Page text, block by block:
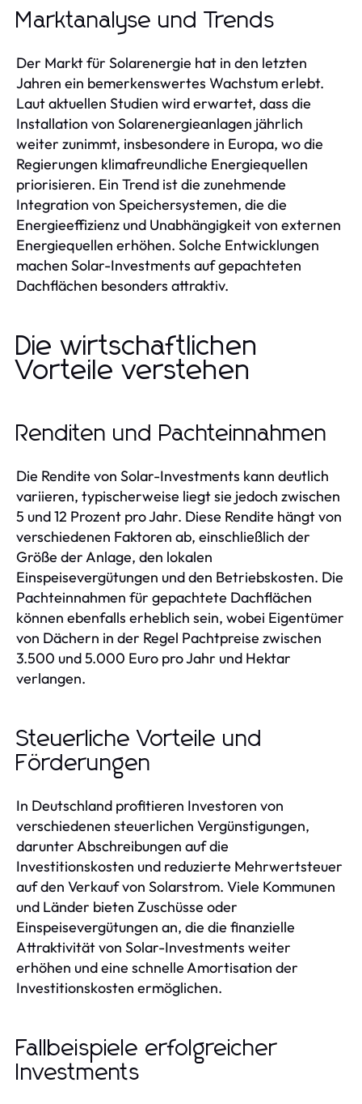
Marktanalyse und Trends
Der Markt für Solarenergie hat in den letzten
Jahren ein bemerkenswertes Wachstum erlebt.
Laut aktuellen Studien wird erwartet, dass die
Installation von Solarenergieanlagen jährlich
weiter zunimmt, insbesondere in Europa, wo die
Regierungen klimafreundliche Energiequellen
priorisieren. Ein Trend ist die zunehmende
Integration von Speichersystemen, die die
Energieeffizienz und Unabhängigkeit von externen
Energiequellen erhöhen. Solche Entwicklungen
machen Solar-Investments auf gepachteten
Dachflächen besonders attraktiv.
Die wirtschaftlichen
Vorteile verstehen
Renditen und Pachteinnahmen
Die Rendite von Solar-Investments kann deutlich
variieren, typischerweise liegt sie jedoch zwischen
5 und 12 Prozent pro Jahr. Diese Rendite hängt von
verschiedenen Faktoren ab, einschließlich der
Größe der Anlage, den lokalen
Einspeisevergütungen und den Betriebskosten. Die
Pachteinnahmen für gepachtete Dachflächen
können ebenfalls erheblich sein, wobei Eigentümer
von Dächern in der Regel Pachtpreise zwischen
3.500 und 5.000 Euro pro Jahr und Hektar
verlangen.
Steuerliche Vorteile und
Förderungen
In Deutschland profitieren Investoren von
verschiedenen steuerlichen Vergünstigungen,
darunter Abschreibungen auf die
Investitionskosten und reduzierte Mehrwertsteuer
auf den Verkauf von Solarstrom. Viele Kommunen
und Länder bieten Zuschüsse oder
Einspeisevergütungen an, die die finanzielle
Attraktivität von Solar-Investments weiter
erhöhen und eine schnelle Amortisation der
Investitionskosten ermöglichen.
Fallbeispiele erfolgreicher
Investments